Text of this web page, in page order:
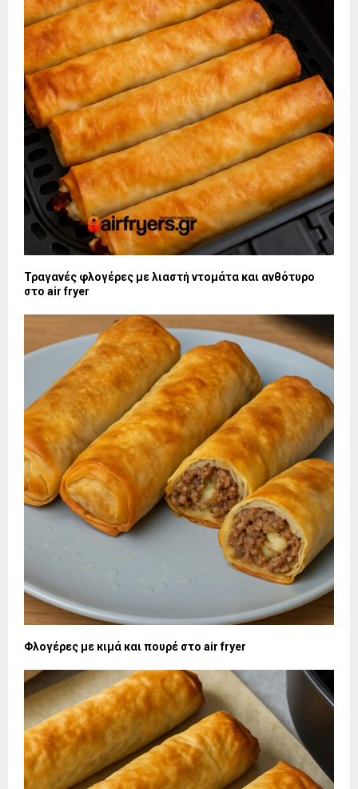
Τραγανές φλογέρες με λιαστή ντομάτα και ανθότυρο
στο air fryer
Φλογέρες με κιμά και πουρέ στο air fryer